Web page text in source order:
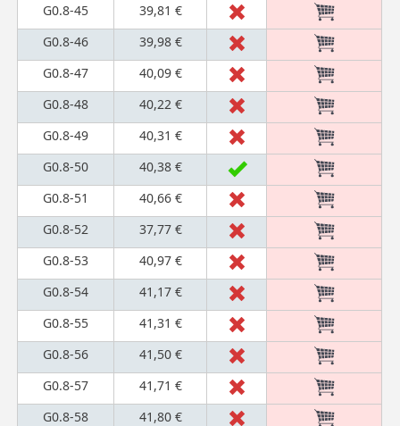
G0.8-45
39,81 €
G0.8-46
39,98 €
G0.8-47
40,09 €
G0.8-48
40,22 €
G0.8-49
40,31 €
G0.8-50
40,38 €
G0.8-51
40,66 €
G0.8-52
37,77 €
G0.8-53
40,97 €
G0.8-54
41,17 €
G0.8-55
41,31 €
G0.8-56
41,50 €
G0.8-57
41,71 €
G0.8-58
41,80 €